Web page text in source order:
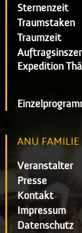
Sternenzeit
Traumstaken
Traumzeit
Expedition
ANU FAMILIE
Veranstalter
Presse
Kontakt
Impressum
Datenschutz